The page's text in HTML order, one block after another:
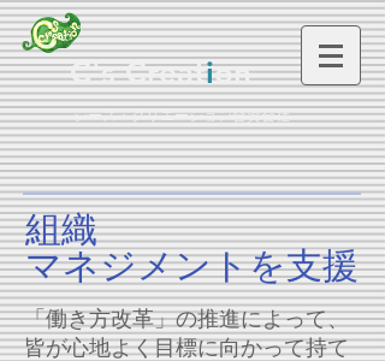
C's Creation
シーズ・クリエーション合資会社
組織
​マネジメントを支援
​「働き方改革」の推進によって、
皆が心地よく目標に向かって持て